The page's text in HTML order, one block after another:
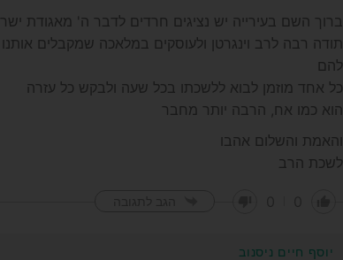
ברוך השם בעירייה יש נציגים חרדים לדבר ה' מאגודת
תודה רבה לרב וינגרטן ולעוסקים במלאכה שמקבלים
להם
כל אחד מוזמן לבוא ללשכתו בכל שעה ולבקש כל עזרה
הוא כמו אח, הרבה יותר מחבר
והאמת והשלום אהבו
לשכת הרב
יוסף חיים ניסנוב